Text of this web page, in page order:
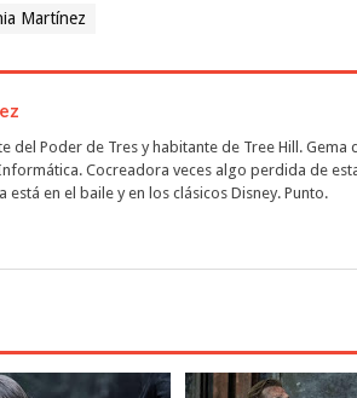
Martínez
del Poder de Tres y habitante de Tree Hill. Gema
Cocreadora veces algo perdida de
está en el baile y en los clásicos Disney. Punto.